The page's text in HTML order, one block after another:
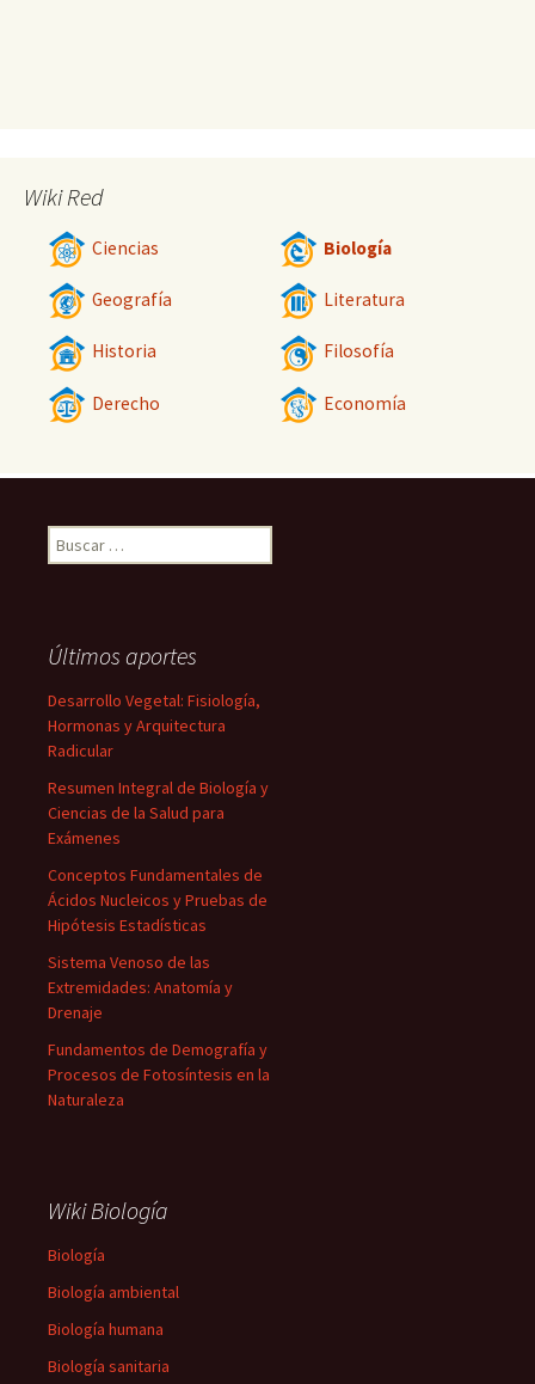
Wiki Red
Ciencias Biología
Geografía Literatura
Historia Filosofía
Derecho Economía
Buscar:
Últimos aportes
Desarrollo Vegetal: Fisiología,
Hormonas y Arquitectura
Radicular
Resumen Integral de Biología y
Ciencias de la Salud para
Exámenes
Conceptos Fundamentales de
Ácidos Nucleicos y Pruebas de
Hipótesis Estadísticas
Sistema Venoso de las
Extremidades: Anatomía y
Drenaje
Fundamentos de Demografía y
Procesos de Fotosíntesis en la
Naturaleza
Wiki Biología
Biología
Biología ambiental
Biología humana
Biología sanitaria